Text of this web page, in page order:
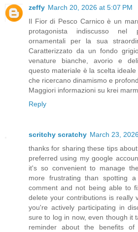
zeffy March 20, 2026 at 5:07 PM
Il Fior di Pesco Carnico è un
protagonista indiscusso nel
ornamentali per la sua
Caratterizzato da un fondo
venature bianche, avorio e
questo materiale è la scelta
che ricercano dinamismo e
Maggiori informazioni su krei
Reply
scritchy scratchy March 23,
thanks for sharing these tips
preferred using my google
it's so convenient to manage
more frustrating than spotting
comment and not being able to
delete your contributions is really
you're actively participating in
sure to log in now, even though it
reminder about the benefits